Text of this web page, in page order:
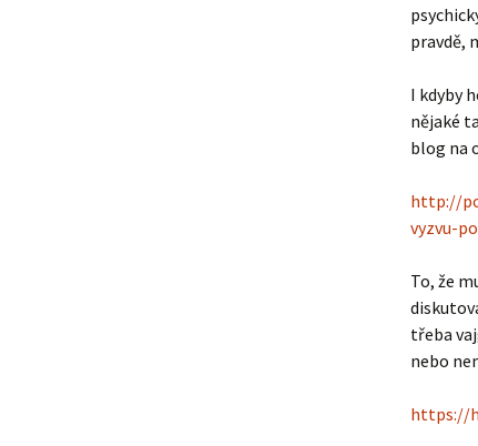
pravdě,
I kdyby
nějaké
blog na
http://
vyzvu-
To, že
třeba
nebo
https://